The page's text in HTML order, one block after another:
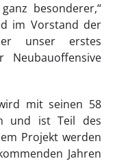
besonderer,“
im Vorstand der
unser erstes
mit seinen 58
und ist Teil des
Projekt werden
Jahren